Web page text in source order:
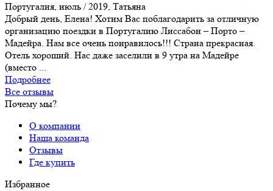
Португалия, июль / 2019, Татьяна
Добрый день, Елена! Хотим Вас поблагодарить за отличную
организацию поездки в Португалию Лиссабон – Порто –
Мадейра. Нам все очень понравилось!!! Страна прекрасная.
Отель хороший. Нас даже заселили в 9 утра на Мадейре
(вместо ...
Подробнее
Все отзывы
Почему мы?
О компании
Наша команда
Отзывы
Где купить
Избранное